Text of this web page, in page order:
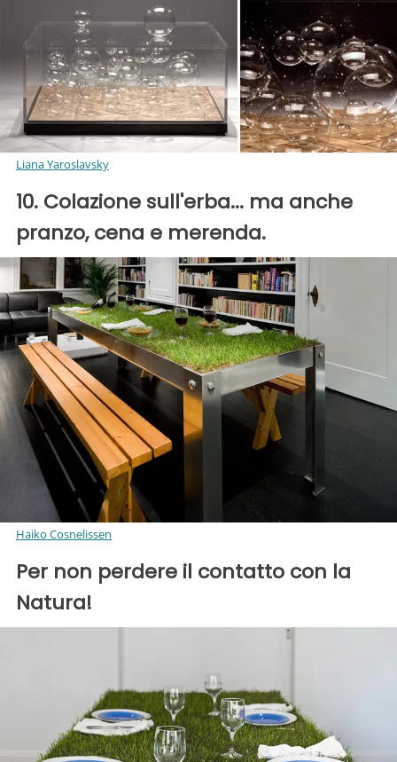
Liana Yaroslavsky
10. Colazione sull'erba... ma anche
pranzo, cena e merenda.
Haiko Cosnelissen
Per non perdere il contatto con la
Natura!